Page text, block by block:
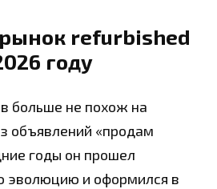
refurbished
году
больше не похож на
объявлений «продам
годы он прошел
эволюцию и оформился в